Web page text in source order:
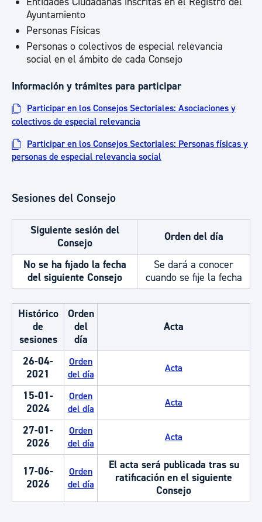
Ayuntamiento
Personas Físicas
Personas o colectivos de especial relevancia
social en el ámbito de cada Consejo
Información y trámites para participar
Participar en los Consejos Sectoriales: Asociaciones y
colectivos de especial relevancia
Participar en los Consejos Sectoriales: Personas físicas y
personas de especial relevancia social
Sesiones del Consejo
Siguiente sesión del
Consejo
Orden del día
No se ha fijado la fecha
del siguiente Consejo
Se dará a conocer
cuando se fije la fecha
Histórico
de
sesiones
Orden
del
día
Acta
26-04-
2021
Orden
del día
Acta
15-01-
2024
Orden
del día
Acta
27-01-
2026
Orden
del día
Acta
17-06-
2026
Orden
del día
El acta será publicada tras su
ratificación en el siguiente
Consejo